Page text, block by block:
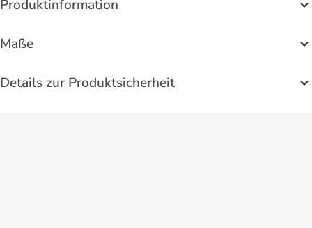
Produktinformation
Maße
Details zur Produktsicherheit